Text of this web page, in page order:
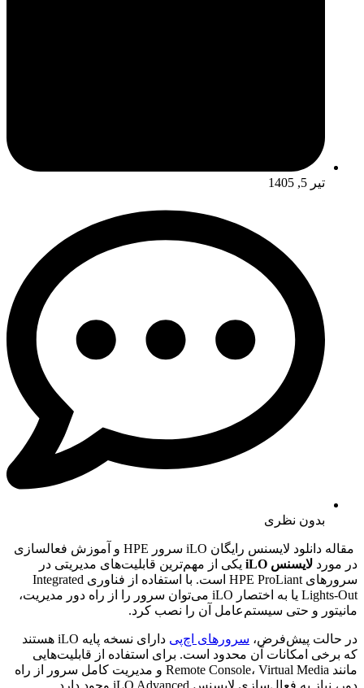
تیر 5, 1405
بدون نظری
مقاله دانلود لایسنس رایگان iLO سرور HPE و آموزش فعالسازی
در مورد لایسنس iLO
یکی از مهم‌ترین قابلیت‌های مدیریتی در
سرورهای HPE ProLiant است. با استفاده از فناوری Integrated
Lights-Out یا به اختصار iLO می‌توان سرور را از راه دور مدیریت،
مانیتور و حتی سیستم‌عامل آن را نصب کرد.
در حالت پیش‌فرض، سرورهای اچ‌پی
دارای نسخه پایه iLO هستند
که برخی امکانات آن محدود است. برای استفاده از قابلیت‌هایی
مانند Remote Console، Virtual Media و مدیریت کامل سرور از راه
دور، نیاز به فعال‌سازی لایسنس iLO Advanced وجود دارد.